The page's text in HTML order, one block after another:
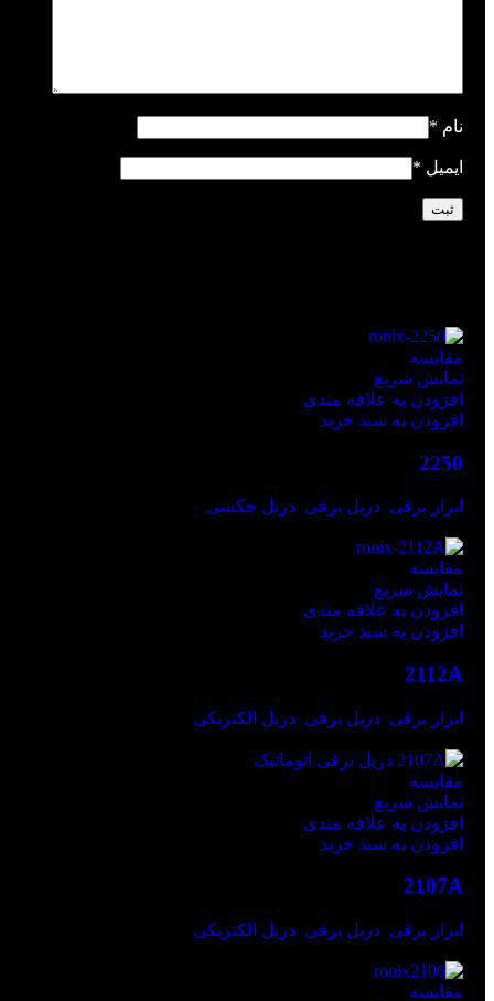
نام *
ایمیل *
مقايسه
نمایش سریع
افزودن به علاقه مندی
افزودن به سبد خرید
2250
ابزار برقی دریل برقی دریل چکشی
مقايسه
نمایش سریع
افزودن به علاقه مندی
افزودن به سبد خرید
2112A
ابزار برقی دریل برقی دریل الکتریکی
مقايسه
نمایش سریع
افزودن به علاقه مندی
افزودن به سبد خرید
2107A
ابزار برقی دریل برقی دریل الکتریکی
مقايسه